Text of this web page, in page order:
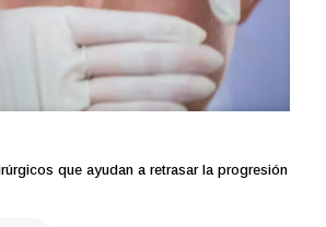
que ayudan a retrasar la progresión